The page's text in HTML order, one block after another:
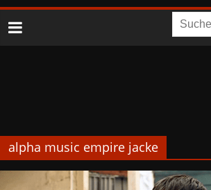
alpha music empire jacke